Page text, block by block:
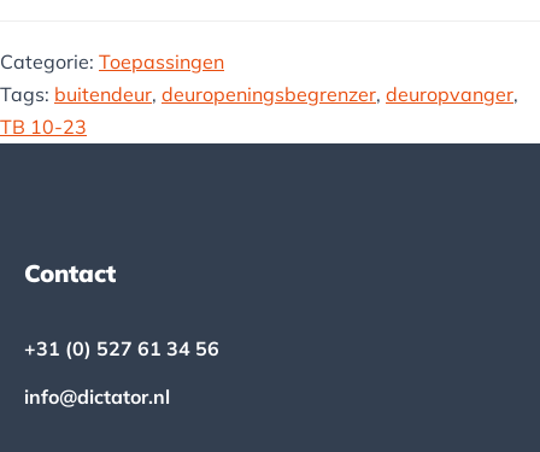
Categorie: Toepassingen
Tags: buitendeur, deuropeningsbegrenzer, deuropvanger,
TB 10-23
Footer
Contact
+31 (0) 527 61 34 56
info@dictator.nl